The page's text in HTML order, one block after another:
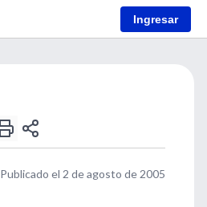
Ingresar
Publicado el 2 de agosto de 2005